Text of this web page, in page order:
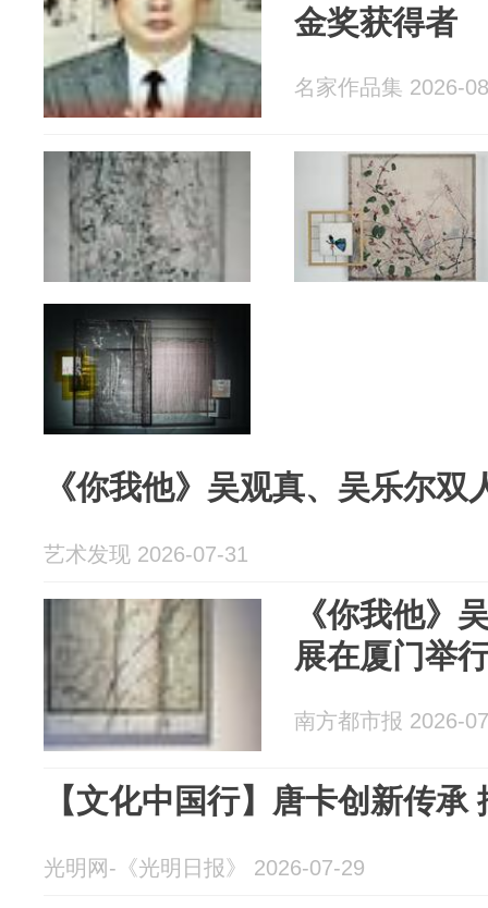
金奖获得者
名家作品集 2026-
《你我他》吴观真、吴乐尔双
艺术发现 2026-07-31
《你我他》
展在厦门举
南方都市报 2026-
【文化中国行】唐卡创新传承
光明网-《光明日报》 2026-07-29